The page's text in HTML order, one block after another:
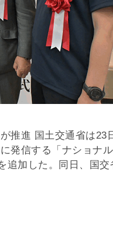
推進 国土交通省は23
発信する「ナショナ
追加した。同日、国交